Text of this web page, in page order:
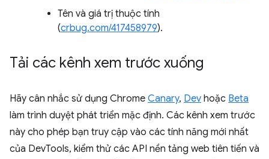
Tên và giá trị thuộc tính
(crbug.com/417458979).
Tải các kênh xem trước xuống
Hãy cân nhắc sử dụng Chrome Canary, Dev hoặc Beta
làm trình duyệt phát triển mặc định. Các kênh xem trước
này cho phép bạn truy cập vào các tính năng mới nhất
của DevTools, kiểm thử các API nền tảng web tiên tiến và